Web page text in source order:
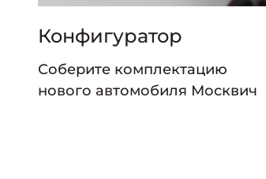
Конфигуратор
Соберите комплектацию
нового автомобиля Москвич